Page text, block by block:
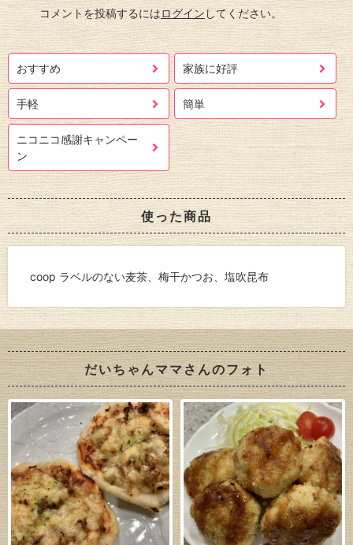
コメントを投稿するにはログインしてください。
おすすめ 家族に好評
手軽 簡単
ニコニコ感謝キャンペー
ン
使った商品
coop ラベルのない麦茶、梅干かつお、塩吹昆布
だいちゃんママさんのフォト